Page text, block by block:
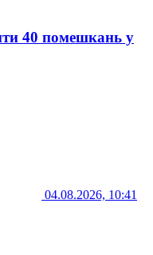
40 помешкань у
04.08.2026, 10:41